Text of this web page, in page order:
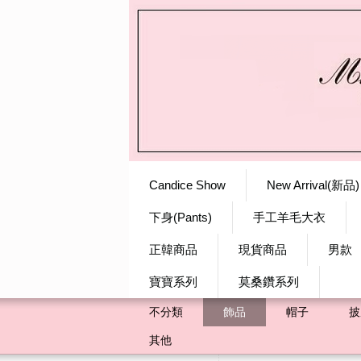
Candice Show New Arrival(新品)
下身(Pants) 手工羊毛大衣
正韓商品 現貨商品 男款
寶寶系列 莫桑鑽系列
不分類 飾品 帽子
其他